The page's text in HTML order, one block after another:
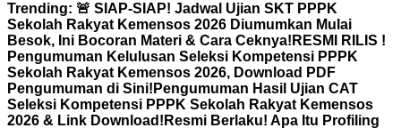
Trending: 🚨 SIAP-SIAP! Jadwal Ujian SKT PPPK
Sekolah Rakyat Kemensos 2026 Diumumkan Mulai
Besok, Ini Bocoran Materi & Cara Ceknya! RESMI RILIS !
Pengumuman Kelulusan Seleksi Kompetensi PPPK
Sekolah Rakyat Kemensos 2026, Download PDF
Pengumuman di Sini! Pengumuman Hasil Ujian CAT
Seleksi Kompetensi PPPK Sekolah Rakyat Kemensos
2026 & Link Download! Resmi Berlaku! Apa Itu Profiling